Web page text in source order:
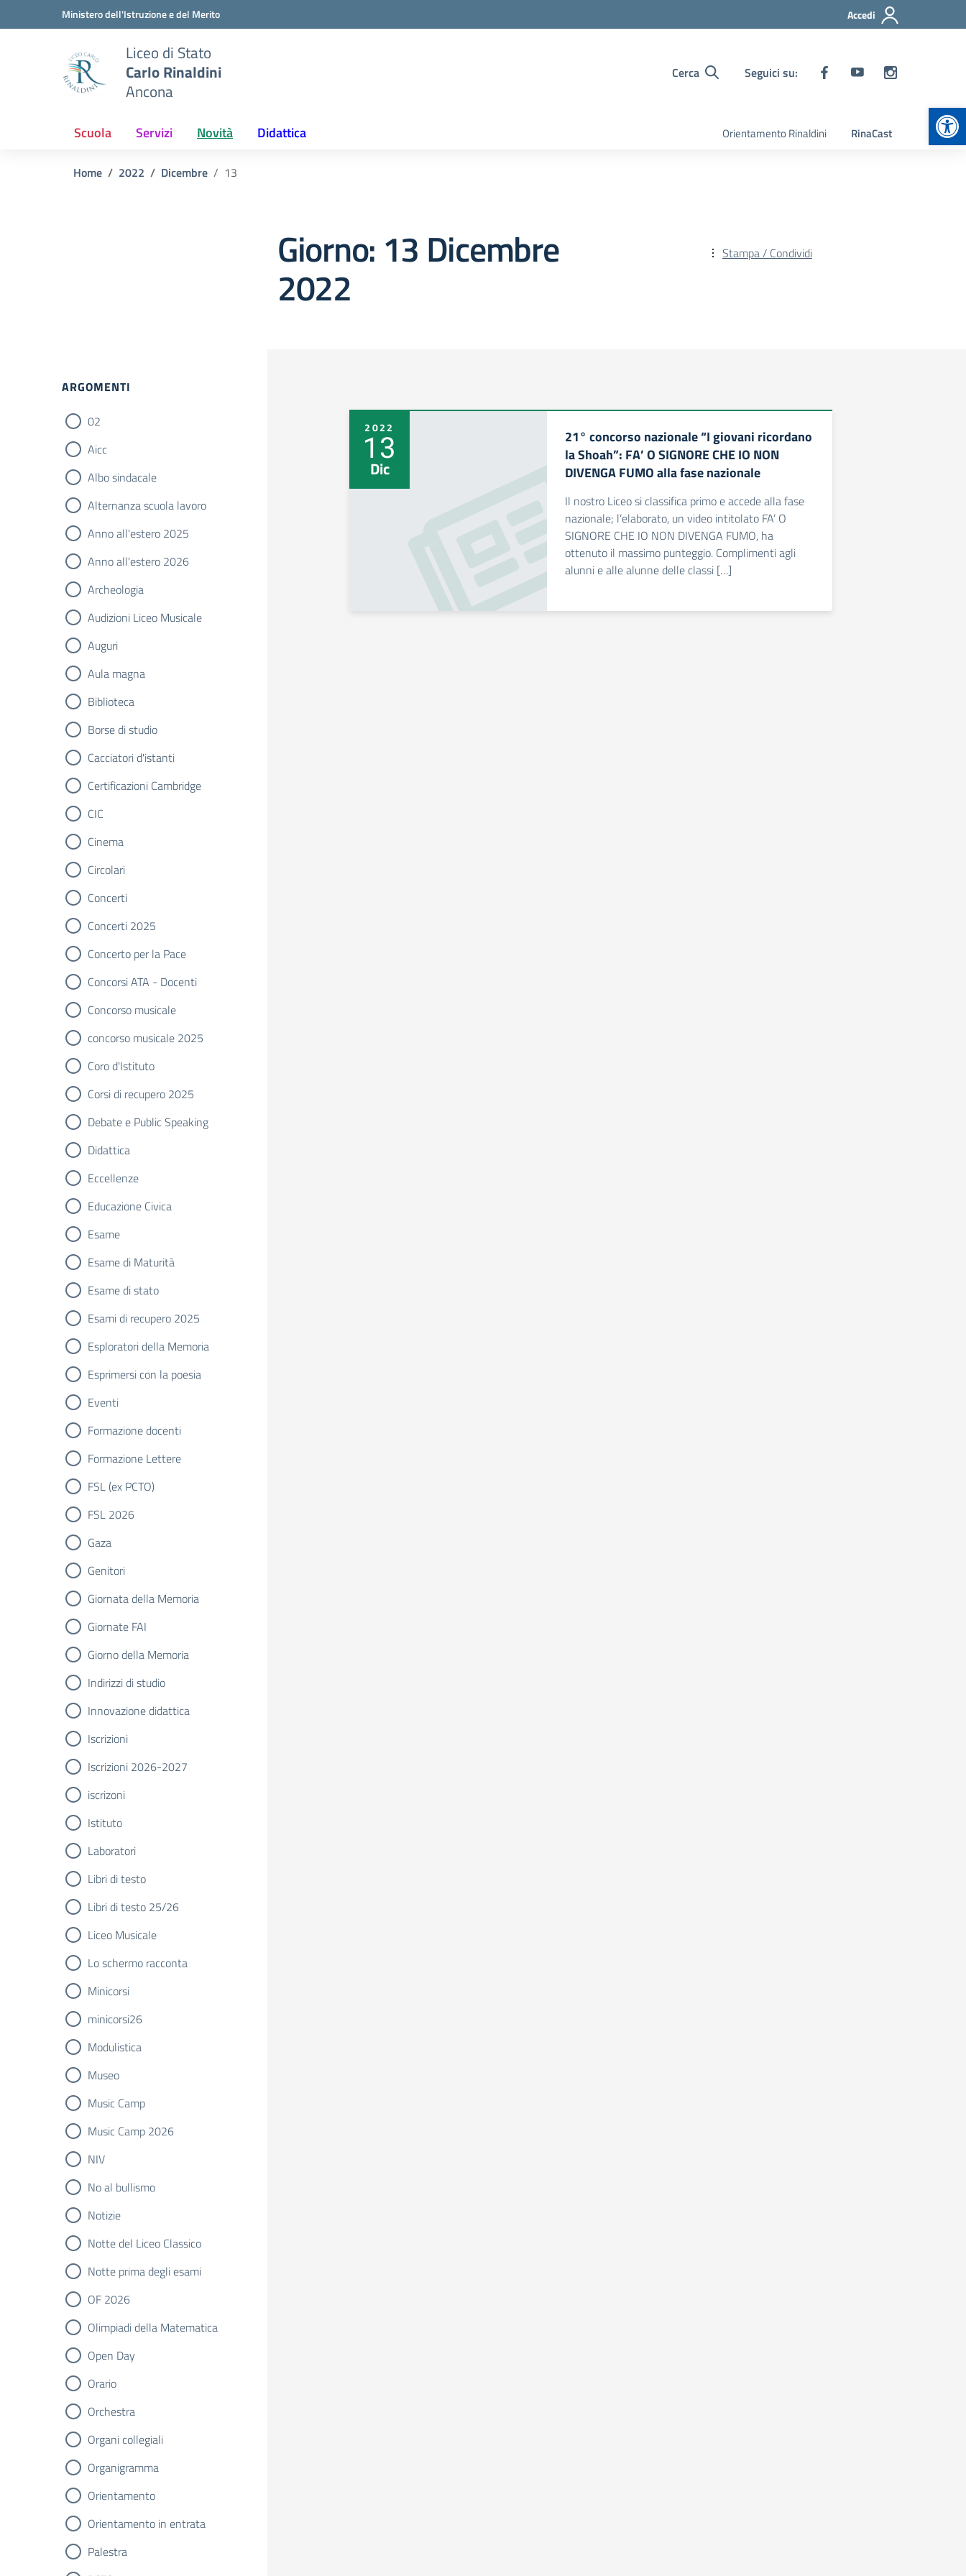
Vai ai contenuti
Vai al menu di navigazioneMinistero dell'Istruzione e del Merito Accedi
Liceo di Stato
Carlo Rinaldini
Ancona
Cerca Seguici su:
Scuola Servizi Novità Didattica Orientamento Rinaldini RinaCast
Home 2022 Dicembre 13
Giorno: 13 Dicembre
2022
Stampa / Condividi
Filtri
ARGOMENTI
02
Aicc
Albo sindacale
Alternanza scuola lavoro
Anno all'estero 2025
Anno all'estero 2026
Archeologia
Audizioni Liceo Musicale
Auguri
Aula magna
Biblioteca
Borse di studio
Cacciatori d'istanti
Certificazioni Cambridge
CIC
Cinema
Circolari
Concerti
Concerti 2025
Concerto per la Pace
Concorsi ATA - Docenti
Concorso musicale
concorso musicale 2025
Coro d'Istituto
Corsi di recupero 2025
Debate e Public Speaking
Didattica
Eccellenze
Educazione Civica
Esame
Esame di Maturità
Esame di stato
Esami di recupero 2025
Esploratori della Memoria
Esprimersi con la poesia
Eventi
Formazione docenti
Formazione Lettere
FSL (ex PCTO)
FSL 2026
Gaza
Genitori
Giornata della Memoria
Giornate FAI
Giorno della Memoria
Indirizzi di studio
Innovazione didattica
Iscrizioni
Iscrizioni 2026-2027
iscrizoni
Istituto
Laboratori
Libri di testo
Libri di testo 25/26
Liceo Musicale
Lo schermo racconta
Minicorsi
minicorsi26
Modulistica
Museo
Music Camp
Music Camp 2026
NIV
No al bullismo
Notizie
Notte del Liceo Classico
Notte prima degli esami
OF 2026
Olimpiadi della Matematica
Open Day
Orario
Orchestra
Organi collegiali
Organigramma
Orientamento
Orientamento in entrata
Palestra
2022
13
Dic
21° concorso nazionale “I giovani ricordano
la Shoah”: FA’ O SIGNORE CHE IO NON
DIVENGA FUMO alla fase nazionale
Il nostro Liceo si classifica primo e accede alla fase
nazionale; l’elaborato, un video intitolato FA’ O
SIGNORE CHE IO NON DIVENGA FUMO, ha
ottenuto il massimo punteggio. Complimenti agli
alunni e alle alunne delle classi […]